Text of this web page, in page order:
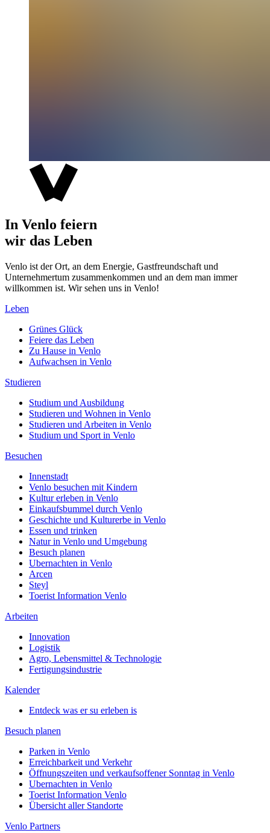
In Venlo feiern
wir das Leben
Venlo ist der Ort, an dem Energie, Gastfreundschaft und
Unternehmertum zusammenkommen und an dem man immer
willkommen ist. Wir sehen uns in Venlo!
Leben
Grünes Glück
Feiere das Leben
Zu Hause in Venlo
Aufwachsen in Venlo
Studieren
Studium und Ausbildung
Studieren und Wohnen in Venlo
Studieren und Arbeiten in Venlo
Studium und Sport in Venlo
Besuchen
Innenstadt
Venlo besuchen mit Kindern
Kultur erleben in Venlo
Einkaufsbummel durch Venlo
Geschichte und Kulturerbe in Venlo
Essen und trinken
Natur in Venlo und Umgebung
Besuch planen
Ubernachten in Venlo
Arcen
Steyl
Toerist Information Venlo
Arbeiten
Innovation
Logistik
Agro, Lebensmittel & Technologie
Fertigungsindustrie
Kalender
Entdeck was er su erleben is
Besuch planen
Parken in Venlo
Erreichbarkeit und Verkehr
Öffnungszeiten und verkaufsoffener Sonntag in Venlo
Ubernachten in Venlo
Toerist Information Venlo
Übersicht aller Standorte
Venlo Partners